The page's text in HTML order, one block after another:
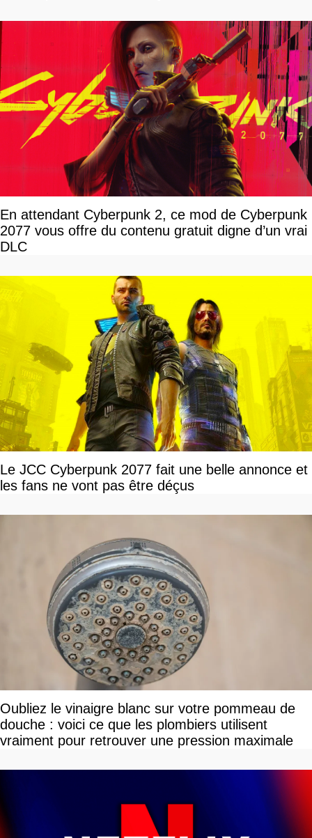
En attendant Cyberpunk 2, ce mod de Cyberpunk
2077 vous offre du contenu gratuit digne d’un vrai
DLC
Le JCC Cyberpunk 2077 fait une belle annonce et
les fans ne vont pas être déçus
Oubliez le vinaigre blanc sur votre pommeau de
douche : voici ce que les plombiers utilisent
vraiment pour retrouver une pression maximale